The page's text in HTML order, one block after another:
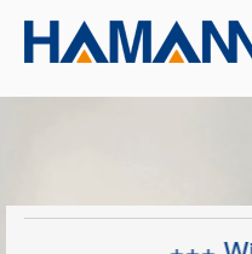
Interaktive Medien